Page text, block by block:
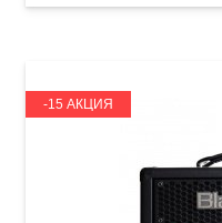
-15 АКЦИЯ